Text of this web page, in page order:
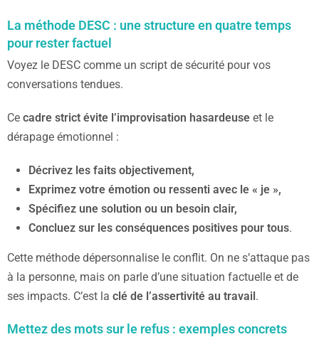
La méthode DESC : une structure en quatre temps
pour rester factuel
Voyez le DESC comme un script de sécurité pour vos
conversations tendues.
Ce cadre strict évite l’improvisation hasardeuse et le
dérapage émotionnel :
Décrivez les faits objectivement,
Exprimez votre émotion ou ressenti avec le « je »,
Spécifiez une solution ou un besoin clair,
Concluez sur les conséquences positives pour tous.
Cette méthode dépersonnalise le conflit. On ne s’attaque pas
à la personne, mais on parle d’une situation factuelle et de
ses impacts. C’est la clé de l’assertivité au travail.
Mettez des mots sur le refus : exemples concrets